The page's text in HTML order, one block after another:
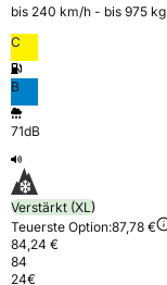
bis 240 km⁠/⁠h - bis 975 kg
C
B
71dB
Verstärkt (XL)
Teuerste Option:87,78 €
84,24 €
84
24€